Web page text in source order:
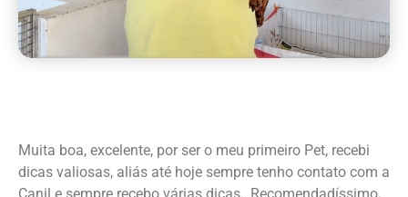
Muita boa, excelente, por ser o meu primeiro Pet, recebi
dicas valiosas, aliás até hoje sempre tenho contato com a